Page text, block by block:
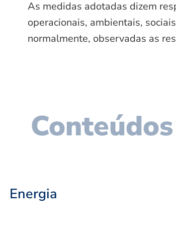
As medidas adotadas dizem
operacionais, ambientais,
normalmente, observadas as
Energia